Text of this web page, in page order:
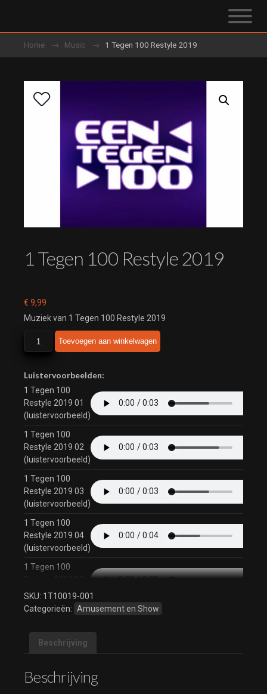
Home Music 1 Tegen 100 Restyle 2019
1 Tegen 100 Restyle 2019
€ 9,99
Muziek van 1 Tegen 100 Restyle 2019
Tegen
Restyle
2019
aantal
Toevoegen aan winkelwagen
Luistervoorbeelden:
1 Tegen 100
Restyle 2019 01
(luistervoorbeeld)
1 Tegen 100
Restyle 2019 02
(luistervoorbeeld)
1 Tegen 100
Restyle 2019 03
(luistervoorbeeld)
1 Tegen 100
Restyle 2019 04
(luistervoorbeeld)
1 Tegen 100
(luistervoorbeeld)
1 Tegen 100
1 Tegen 100
(luistervoorbeeld)
SKU: 1T10019-001
Categorieën: Amusement en Show
Beschrijving
Beschrijving